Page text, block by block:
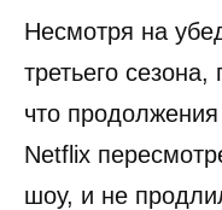
Несмотря на
третьего сезона,
что
Netflix
шоу, и не